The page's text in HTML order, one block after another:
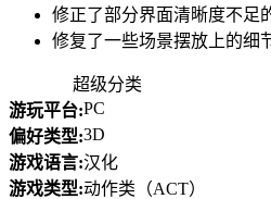
修正了部分界面清晰度不足
修复了一些场景摆放上的细
超级分类
游玩平台:PC
偏好类型:3D
游戏语言:汉化
游戏类型:动作类（ACT）